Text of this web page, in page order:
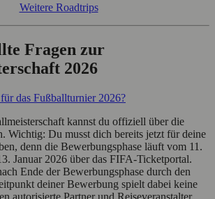
Weitere Roadtrips
Fragen zur
2026
das Fußballturnier 2026?
kannst du offiziell über die
Wichtig: Du musst dich bereits jetzt für deine
denn die Bewerbungsphase läuft vom 11.
Januar 2026 über das FIFA-Ticketportal.
Ende der Bewerbungsphase durch den
deiner Bewerbung spielt dabei keine
autorisierte Partner und Reiseveranstalter